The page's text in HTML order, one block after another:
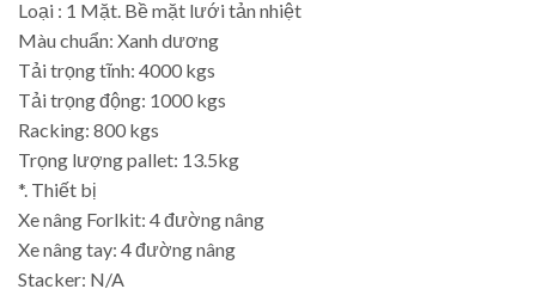
Loại : 1 Mặt. Bề mặt lưới tản nhiệt
Màu chuẩn: Xanh dương
Tải trọng tĩnh: 4000 kgs
Tải trọng động: 1000 kgs
Racking: 800 kgs
Trọng lượng pallet: 13.5kg
*. Thiết bị
Xe nâng Forlkit: 4 đường nâng
Xe nâng tay: 4 đường nâng
Stacker: N/A